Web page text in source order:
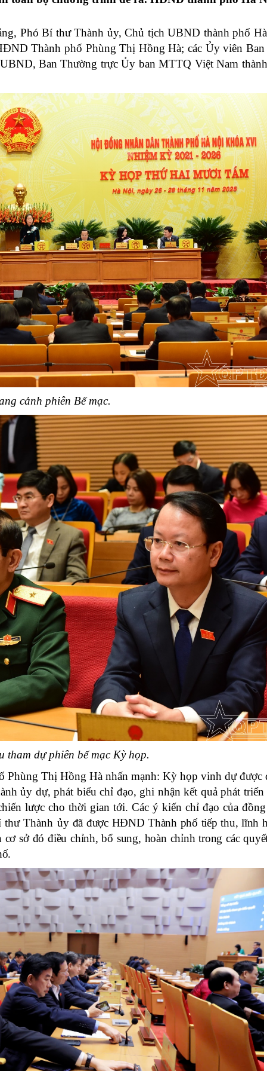
ninh
Chiến dịch 500 ngày đêmCải cách hành chính,
Phó Bí thư Thành ủy, Chủ tịch UBND thành phố
Thành phố Phùng Thị Hồng Hà; các Ủy viên
Ban Thường trực Ủy ban MTTQ Việt Nam
cảnh phiên Bế mạc.
tham dự phiên bế mạc Kỳ họp.
Phùng Thị Hồng Hà nhấn mạnh: Kỳ họp vinh dự được
ủy dự, phát biểu chỉ đạo, ghi nhận kết quả phát triển
lược cho thời gian tới. Các ý kiến chỉ đạo củađồng
thư Thành ủy đã được HĐND Thành phố tiếp thu, lĩnh
sở đó điều chỉnh, bổ sung, hoàn chỉnh trong các
Thủ đô và các tổ chức
xã hội thành phố Hà Nội
viên chiến sĩ mới
Hương Tết ra đảo tiền tiêu